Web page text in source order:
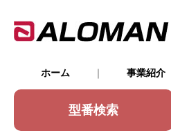
ホーム 事業紹介
型番検索